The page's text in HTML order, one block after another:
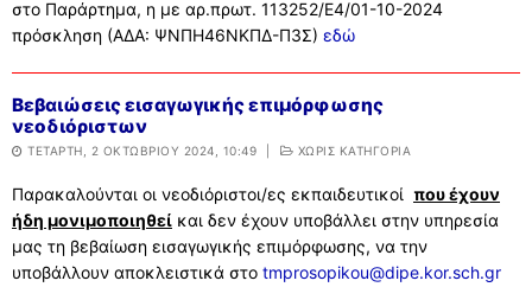
στο Παράρτημα, η με αρ.πρωτ. 113252/Ε4/01-10-2024
πρόσκληση (ΑΔΑ: ΨΝΠΗ46ΝΚΠΔ-Π3Σ) εδώ
Βεβαιώσεις εισαγωγικής επιμόρφωσης
νεοδιόριστων
ΤΕΤΆΡΤΗ, 2 ΟΚΤΩΒΡΊΟΥ 2024, 10:49 ΧΩΡΊΣ ΚΑΤΗΓΟΡΊΑ
Παρακαλούνται οι νεοδιόριστοι/ες εκπαιδευτικοί που έχουν
ήδη μονιμοποιηθεί και δεν έχουν υποβάλλει στην υπηρεσία
μας τη βεβαίωση εισαγωγικής επιμόρφωσης, να την
υποβάλλουν αποκλειστικά στο tmprosopikou@dipe.kor.sch.gr